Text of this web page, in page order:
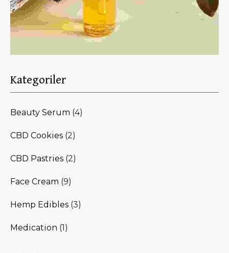
Kategoriler
Beauty Serum (4)
CBD Cookies (2)
CBD Pastries (2)
Face Cream (9)
Hemp Edibles (3)
Medication (1)